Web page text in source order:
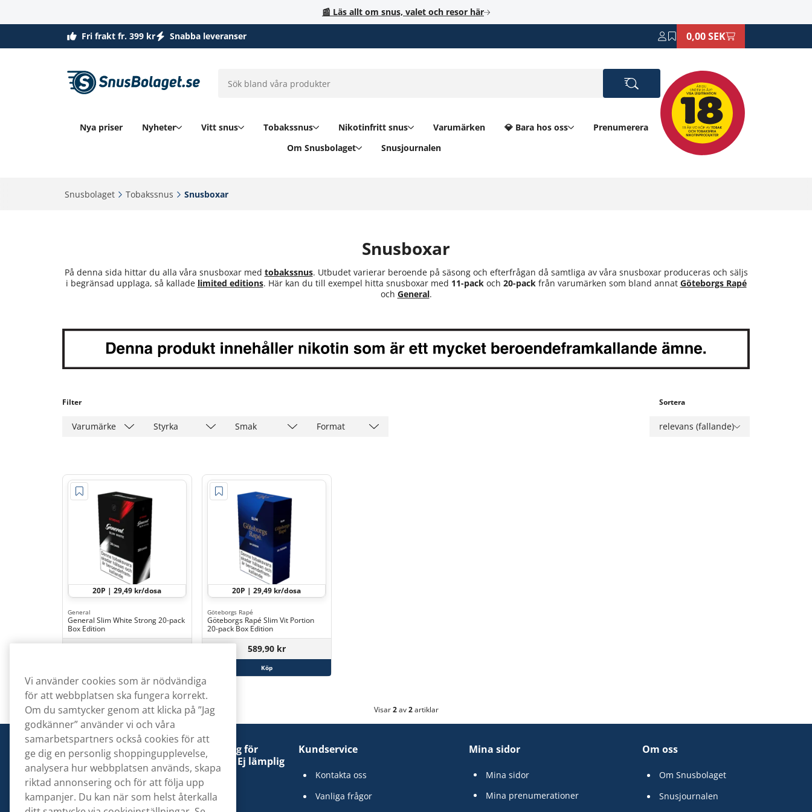
📰 Läs allt om snus, valet och resor här
Fri frakt fr. 399 kr Snabba leveranser 0,00 SEK
Nya priser Nyheter Vitt snus Tobakssnus Nikotinfritt snus Varumärken 💎 Bara hos oss
Prenumerera
Om Snusbolaget
Snusjournalen
Snusbolaget‎ Tobakssnus‎ Snusboxar‎
Snusboxar
På denna sida hittar du alla våra snusboxar med tobakssnus. Utbudet varierar beroende på säsong och efterfrågan då samtliga av våra snusboxar produceras och säljs
i begränsad upplaga, så kallade limited editions. Här kan du till exempel hitta snusboxar med 11-packoch 20-packfrån varumärken som bland annat Göteborgs Rapé
och General.
Filter Sortera
relevans (fallande)
Varumärke Styrka Smak Format
20P | 29,49 kr/dosa
General
General Slim White Strong 20-pack
Box Edition
20P | 29,49 kr/dosa
Göteborgs Rapé
Göteborgs Rapé Slim Vit Portion
20-pack Box Edition
589,90 kr
Köp
Visar2av2artiklar
Denna tobaksprodukt kan vara skadlig för
hälsan och är beroendeframkallande. Ej lämplig
för personer under 18 år.
Kundservice
Kontakta oss
Vanliga frågor
Mina sidor
Mina sidor
Mina prenumerationer
Om oss
Om Snusbolaget
Snusjournalen
Vi använder cookies som är nödvändiga
för att webbplatsen ska fungera korrekt.
Om du samtycker genom att klicka på ”Jag
godkänner” använder vi och våra
samarbetspartners också cookies för att
ge dig en personlig shoppingupplevelse,
analysera hur webbplatsen används, skapa
riktad annonsering och för att följa upp
kampanjer. Du kan när som helst återkalla